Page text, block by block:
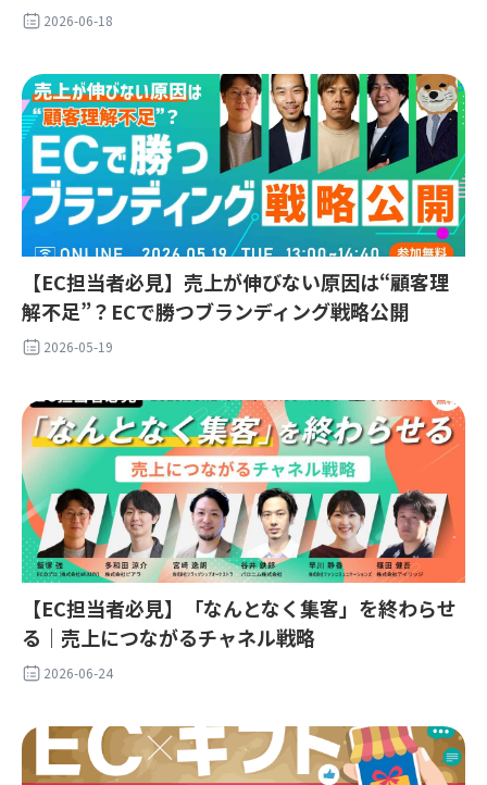
2026-06-18
【EC担当者必見】売上が伸びない原因は“顧客理
解不足”？ECで勝つブランディング戦略公開
2026-05-19
【EC担当者必見】「なんとなく集客」を終わらせ
る｜売上につながるチャネル戦略
2026-06-24